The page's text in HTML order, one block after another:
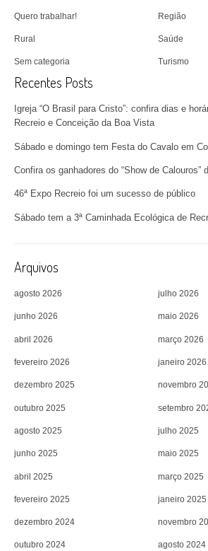
Quero trabalhar! Região
Rural Saúde
Sem categoria Turismo
Recentes Posts
Igreja “O Brasil para Cristo”: confira dias e
Recreio e Conceição da Boa Vista
Sábado e domingo tem Festa do Cavalo em
Confira os ganhadores do “Show de Calouros”
46ª Expo Recreio foi um sucesso de público
Sábado tem a 3ª Caminhada Ecológica de
Arquivos
agosto 2026 julho 2026
junho 2026 maio 2026
abril 2026 março 2026
fevereiro 2026 janeiro 2026
dezembro 2025 novembro
outubro 2025 setembro
agosto 2025 julho 2025
junho 2025 maio 2025
abril 2025 março 2025
fevereiro 2025 janeiro 2025
dezembro 2024 novembro
outubro 2024 agosto 2024